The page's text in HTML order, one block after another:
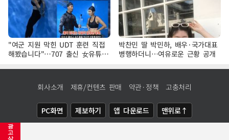
광
고
삭
"여군 지원 막힌 UDT 훈련 직접
해봤습니다"…707 출신 女유튜버
'완벽 소화'
박찬민 딸 박민하, 배우·국가대표
병행하더니…여유로운 근황 공개
회사소개 제휴/컨텐츠 판매 약관·정책 고충처리
PC화면 제보하기 앱 다운로드 맨위로↑